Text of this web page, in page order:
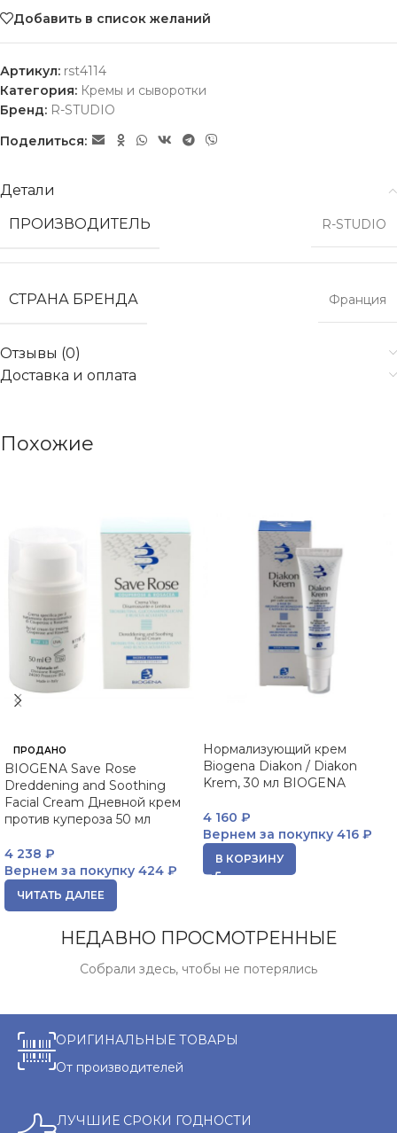
Добавить в список желаний
Артикул: rst4114
Категория: Кремы и сыворотки
Бренд: R-STUDIO
Поделиться:
Детали
ПРОИЗВОДИТЕЛЬ
R-STUDIO
СТРАНА БРЕНДА Франция
Отзывы (0)
Доставка и оплата
Похожие
ПРОДАНО
BIOGENA Save Rose
Dreddening and Soothing
Facial Cream Дневной крем
против купероза 50 мл
4 238 ₽
Вернем за покупку 424 ₽
ЧИТАТЬ ДАЛЕЕ
Нормализующий крем
Biogena Diakon / Diakon
Krem, 30 мл BIOGENA
4 160 ₽
Вернем за покупку 416 ₽
В КОРЗИНУ
НЕДАВНО ПРОСМОТРЕННЫЕ
Собрали здесь, чтобы не потерялись
ОРИГИНАЛЬНЫЕ ТОВАРЫ
От производителей
ЛУЧШИЕ СРОКИ ГОДНОСТИ